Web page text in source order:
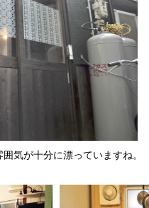
気が十分に漂っていますね。